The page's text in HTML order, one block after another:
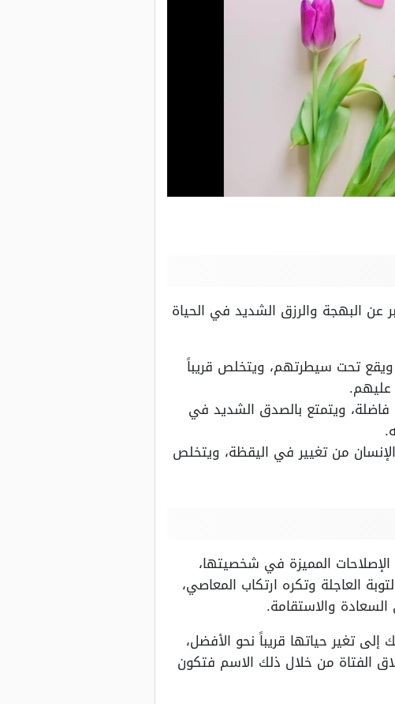
عن البهجة والرزق الشديد في الحياة
ويقع تحت سيطرتهم، ويتخلص قريباً
عليهم.
ويتمتع بالصدق الشديد في
من تغيير في اليقظة، ويتخلص
المميزة في شخصيتها،
العاجلة وتكره ارتكاب المعاصي،
والاستقامة.
تغير حياتها قريباً نحو الأفضل،
الفتاة من خلال ذلك الاسم فتكون